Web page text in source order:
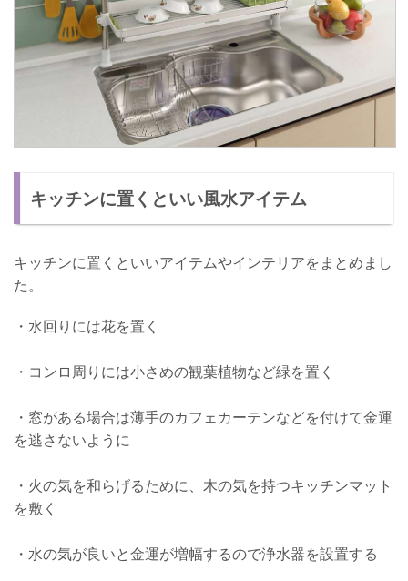
キッチンに置くといい風水アイテム
キッチンに置くといいアイテムやインテリアをまとめまし
た。
・水回りには花を置く
・コンロ周りには小さめの観葉植物など緑を置く
・窓がある場合は薄手のカフェカーテンなどを付けて金運
を逃さないように
・火の気を和らげるために、木の気を持つキッチンマット
を敷く
・水の気が良いと金運が増幅するので浄水器を設置する